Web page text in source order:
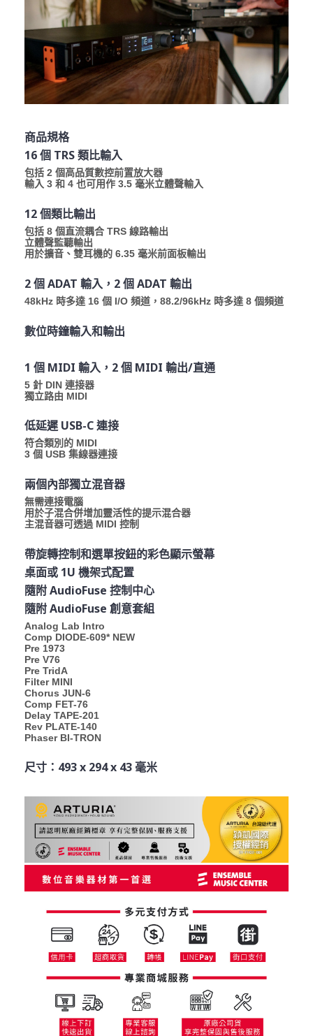
商品規格
16 個 TRS 類比輸入
包括 2 個高品質數控前置放大器
輸入 3 和 4 也可用作 3.5 毫米立體聲輸入
12 個類比輸出
包括 8 個直流耦合 TRS 線路輸出
立體聲監聽輸出
用於擴音、雙耳機的 6.35 毫米前面板輸出
2 個 ADAT 輸入，2 個 ADAT 輸出
48kHz 時多達 16 個 I/O 頻道，88.2/96kHz 時多達 8 個頻道
數位時鐘輸入和輸出
1 個 MIDI 輸入，2 個 MIDI 輸出/直通
5 針 DIN 連接器
獨立路由 MIDI
低延遲 USB-C 連接
符合類別的 MIDI
3 個 USB 集線器連接
兩個內部獨立混音器
無需連接電腦
用於子混合併增加靈活性的提示混合器
主混音器可透過 MIDI 控制
帶旋轉控制和選單按鈕的彩色顯示螢幕
桌面或 1U 機架式配置
隨附 AudioFuse 控制中心
隨附 AudioFuse 創意套組
Analog Lab Intro
Comp DIODE-609* NEW
Pre 1973
Pre V76
Pre TridA
Filter MINI
Chorus JUN-6
Comp FET-76
Delay TAPE-201
Rev PLATE-140
Phaser BI-TRON
尺寸：493 x 294 x 43 毫米